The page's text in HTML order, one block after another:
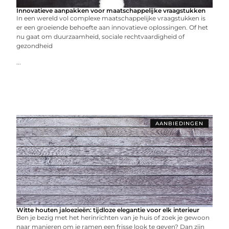
Innovatieve aanpakken voor maatschappelijke vraagstukken
In een wereld vol complexe maatschappelijke vraagstukken is
er een groeiende behoefte aan innovatieve oplossingen. Of het
nu gaat om duurzaamheid, sociale rechtvaardigheid of
gezondheid
...
AANBIEDINGEN
Witte houten jaloezieën: tijdloze elegantie voor elk interieur
Ben je bezig met het herinrichten van je huis of zoek je gewoon
naar manieren om je ramen een frisse look te geven? Dan zijn